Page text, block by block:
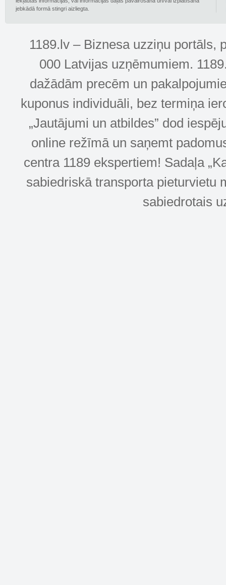
jebkādā formā stingri aizliegta.
1189.lv – Biznesa uzziņu portāls,
000 Latvijas uzņēmumiem.
dažādām precēm un
kuponus individuāli, bez termiņa
„Jautājumi un atbildes” dod
online režīmā un saņemt
centra 1189 ekspertiem! Sadaļa
sabiedriskā transporta pieturvietu
sabiedrotais